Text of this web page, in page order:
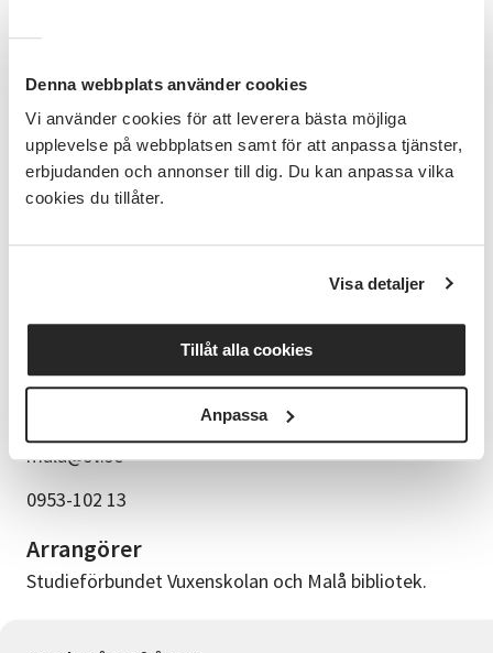
Denna webbplats använder cookies
Vi använder cookies för att leverera bästa möjliga
upplevelse på webbplatsen samt för att anpassa tjänster,
erbjudanden och annonser till dig. Du kan anpassa vilka
cookies du tillåter.
Visa detaljer
Tillåt alla cookies
Anpassa
Förkunskaper
Du behöver inte ha några särskilda förkunskaper om
ämnet.
Bra att veta
har den själv. Mer information om det får du av
Anmälningsinformation
Anmäl dig direkt på den här sidan eller kontakta SV i
Malå.
mala@sv.se
0953-102 13
Arrangörer
Studieförbundet Vuxenskolan och Malå bibliotek.